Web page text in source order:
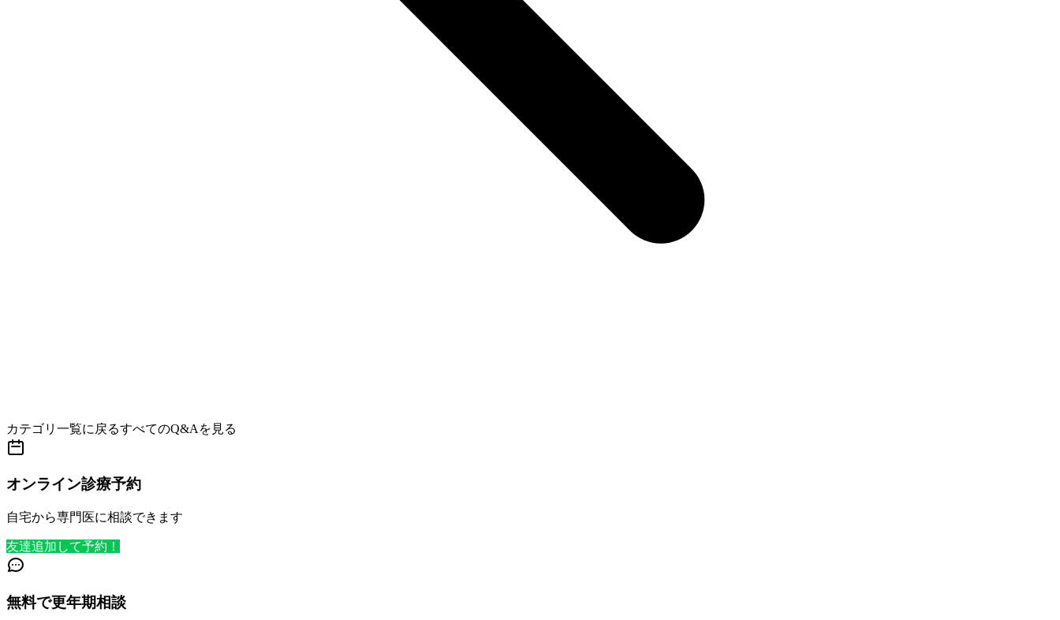
カテゴリ一覧に戻るすべてのQ&Aを見る
オンライン診療予約
自宅から専門医に相談できます
友達追加して予約！
無料で更年期相談